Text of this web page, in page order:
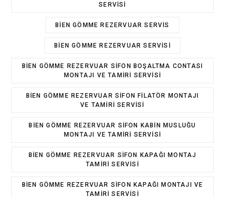
SERVISI
BIEN GÖMME REZERVUAR SERVIS
BIEN GÖMME REZERVUAR SERVISI
BIEN GÖMME REZERVUAR SIFON BOŞALTMA CONTASI
MONTAJI VE TAMIRI SERVISI
BIEN GÖMME REZERVUAR SIFON FILATÖR MONTAJI
VE TAMIRI SERVISI
BIEN GÖMME REZERVUAR SIFON KABIN MUSLUĞU
MONTAJI VE TAMIRI SERVISI
BIEN GÖMME REZERVUAR SIFON KAPAĞI MONTAJ
TAMIRI SERVISI
BIEN GÖMME REZERVUAR SIFON KAPAĞI MONTAJI VE
TAMIRI SERVISI